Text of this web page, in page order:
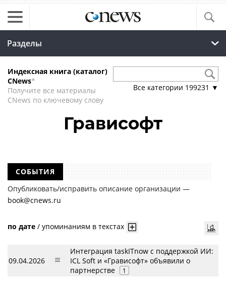
Разделы
Индексная книга (каталог)
CNews*
Получите все материалы
CNews по ключевому слову
Все категории 199231 ▼
Грависофт
СОБЫТИЯ
Опубликовать/исправить описание организации —
book@cnews.ru
по дате / упоминаниям в текстах
09.04.2026
Интеграция taskITnow с поддержкой ИИ:
ICL Soft и «Грависофт» объявили о
партнерстве
1